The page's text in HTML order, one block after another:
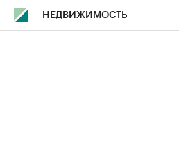
НЕДВИЖИМОСТЬ